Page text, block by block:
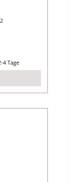
Tage